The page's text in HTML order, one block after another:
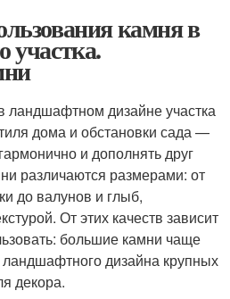
камня в
участка.
ландшафтном дизайне участка
дома и обстановки сада —
и дополнять друг
различаются размерами: от
до валунов и глыб,
От этих качеств зависит
большие камни чаще
ландшафтного дизайна крупных
декора.